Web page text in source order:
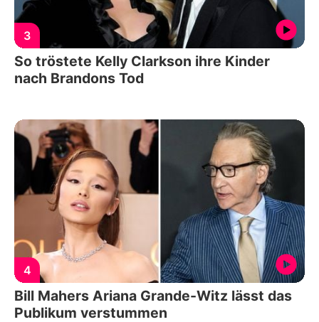
3
So tröstete Kelly Clarkson ihre Kinder
nach Brandons Tod
4
Bill Mahers Ariana Grande-Witz lässt das
Publikum verstummen